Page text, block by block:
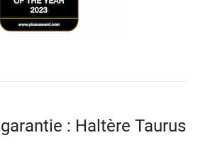
: Haltère Taurus